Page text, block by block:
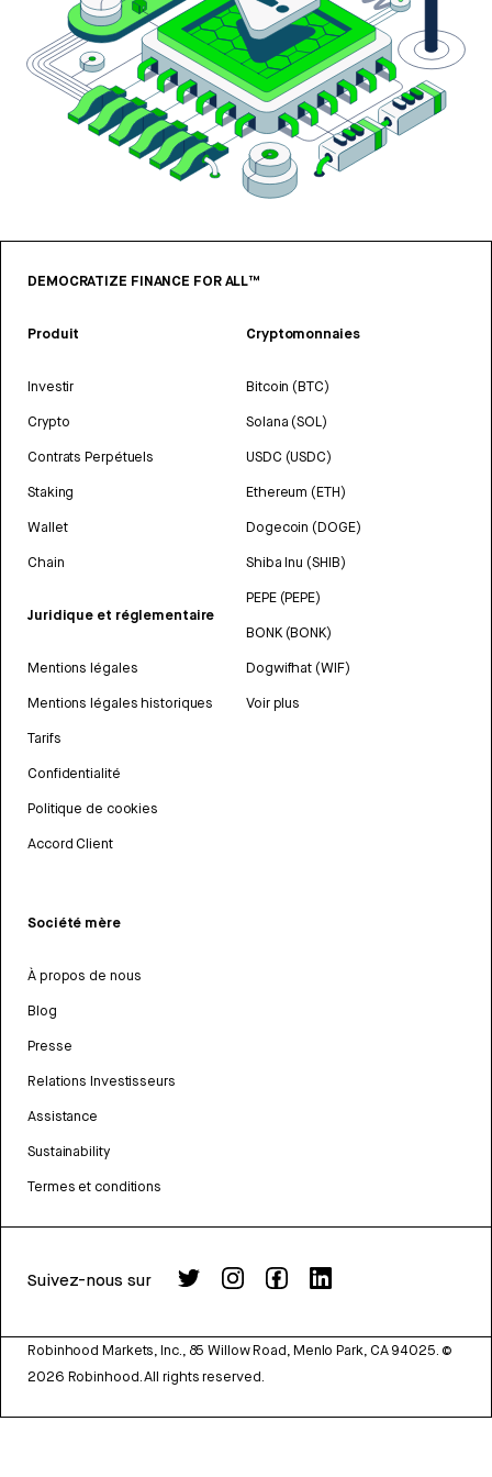
DEMOCRATIZE FINANCE FOR ALL™
Produit
Investir
Crypto
Contrats Perpétuels
Staking
Wallet
Chain
Juridique et réglementaire
Mentions légales
Mentions légales historiques
Tarifs
Confidentialité
Politique de cookies
Accord Client
Cryptomonnaies
Bitcoin (BTC)
Solana (SOL)
USDC (USDC)
Ethereum (ETH)
Dogecoin (DOGE)
Shiba Inu (SHIB)
PEPE (PEPE)
BONK (BONK)
Dogwifhat (WIF)
Voir plus
Société mère
À propos de nous
Blog
Presse
Relations Investisseurs
Assistance
Sustainability
Termes et conditions
Suivez-nous sur
Robinhood Markets, Inc., 85 Willow Road, Menlo Park, CA 94025. ©
2026 Robinhood. All rights reserved.